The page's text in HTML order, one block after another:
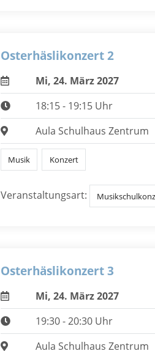
Osterhäslikonzert 2
Mi, 24. März 2027
18:15 - 19:15 Uhr
Aula Schulhaus Zentrum
Musik Konzert
Veranstaltungsart:
Osterhäslikonzert 3
Mi, 24. März 2027
19:30 - 20:30 Uhr
Aula Schulhaus Zentrum